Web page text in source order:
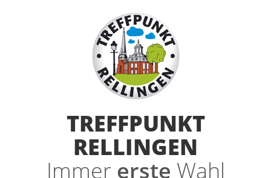
TREFFPUNKT
RELLINGEN
Immer erste Wahl